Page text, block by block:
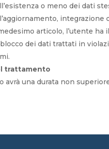
o meno dei dati
integrazione
articolo, l’utente
dei dati trattati in
trattamento
avrà una durata non